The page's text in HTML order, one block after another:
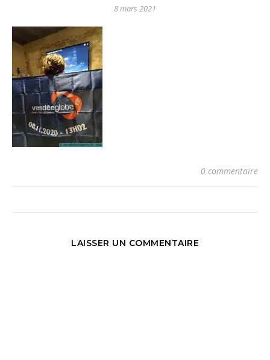
8 mars 2021
0 commentaire
LAISSER UN COMMENTAIRE